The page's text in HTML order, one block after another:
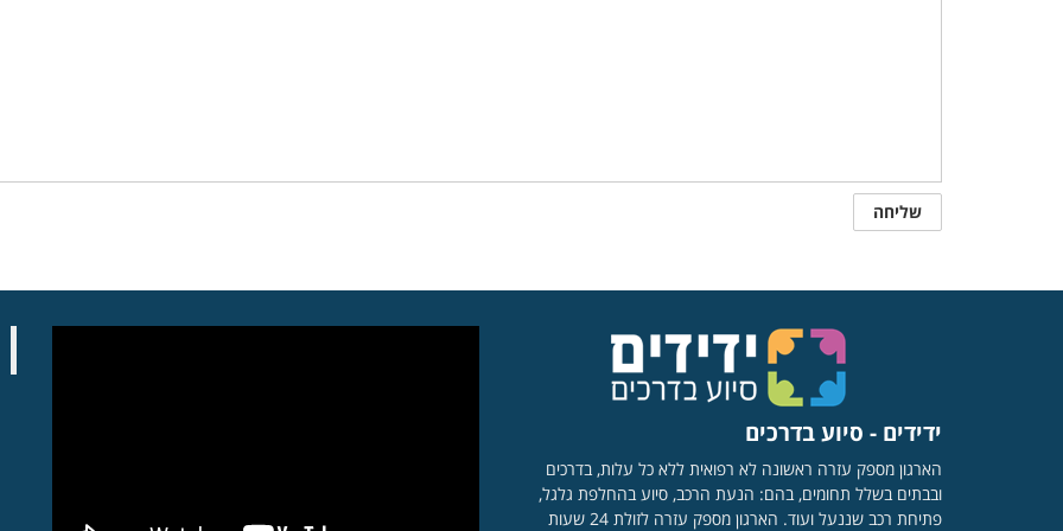
ידידים - סיוע בדרכים
הארגון מספק עזרה ראשונה לא רפואית ללא כל עלות, בדרכים
ובבתים בשלל תחומים, בהם: הנעת הרכב, סיוע בהחלפת גלגל,
פתיחת רכב שננעל ועוד. הארגון מספק עזרה לזולת 24 שעות